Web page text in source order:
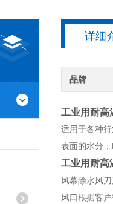
详细
品牌
工业用耐高
适用于各种
表面的水分
工业用耐高
风幕除水风
风口根据客